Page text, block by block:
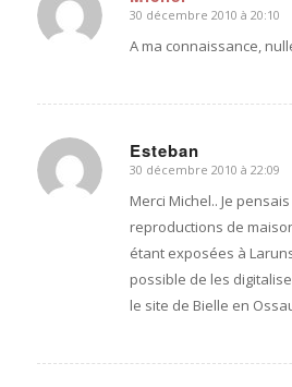
dit
:
30 décembre 2010 à 20:10
A ma connaissance,
Esteban
dit
:
30 décembre 2010 à 22:09
Merci Michel.. Je
reproductions de
étant exposées à
possible de les
le site de Bielle en